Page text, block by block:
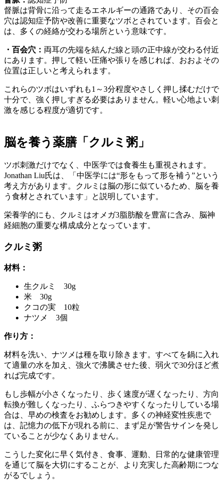
督脈は背骨に沿って走るエネルギーの通路であり、その百会
穴は認知症予防や改善に重要なツボとされています。百会と
は、多くの経絡が交わる場所という意味です。
・百会穴： 両耳の先端を結んだ線と頭の正中線が交わる付近
にあります。押して軽い圧痛や張りを感じれば、おおよその
位置は正しいと考えられます。
これらのツボはいずれも1～3分程度やさしく押し揉むだけで
十分で、強く押しすぎる必要はありません。軽い心地よい刺
激を感じる程度が適切です。
脳を養う薬膳「クルミ粥」
ツボ刺激だけでなく、中医学では食養生も重視されます。
Jonathan Liu氏は、「中医学には“形をもって形を補う”という
考え方があります。クルミは脳の形に似ているため、脳を養
う食材とされています」と説明しています。
栄養学的にも、クルミはオメガ3脂肪酸を豊富に含み、脳神
経細胞の重要な構成成分となっています。
クルミ粥
材料：
生クルミ 30g
米 30g
クコの実 10粒
ナツメ 3個
作り方：
材料を洗い、ナツメは種を取り除きます。すべてを鍋に入れ
て適量の水を加え、強火で沸騰させた後、弱火で30分ほど煮
れば完成です。
もし歩幅が小さくなったり、歩く速度が遅くなったり、方向
転換が難しくなったり、ふらつきやすくなったりしている場
合は、早めの検査をお勧めします。多くの神経変性疾患で
は、記憶力の低下が現れる前に、まず足が警告サインを発し
ていることが少なくありません。
こうした変化に早く気付き、食事、運動、日常的な健康管理
を通じて脳を大切にすることが、より充実した高齢期につな
がるでしょう。